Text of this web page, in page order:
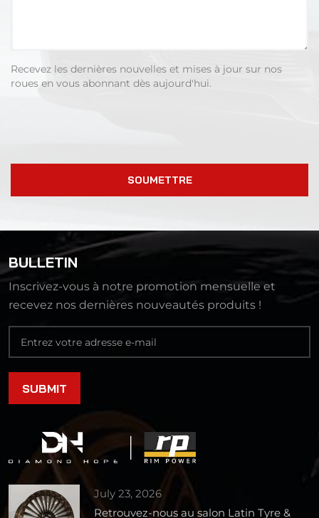
Recevez les dernières nouvelles et mises à jour sur nos
roues en vous abonnant dès aujourd'hui.
SOUMETTRE
BULLETIN
Inscrivez-vous à notre promotion mensuelle et
recevez nos dernières nouveautés produits !
July 23, 2026
Retrouvez-nous au salon Latin Tyre &